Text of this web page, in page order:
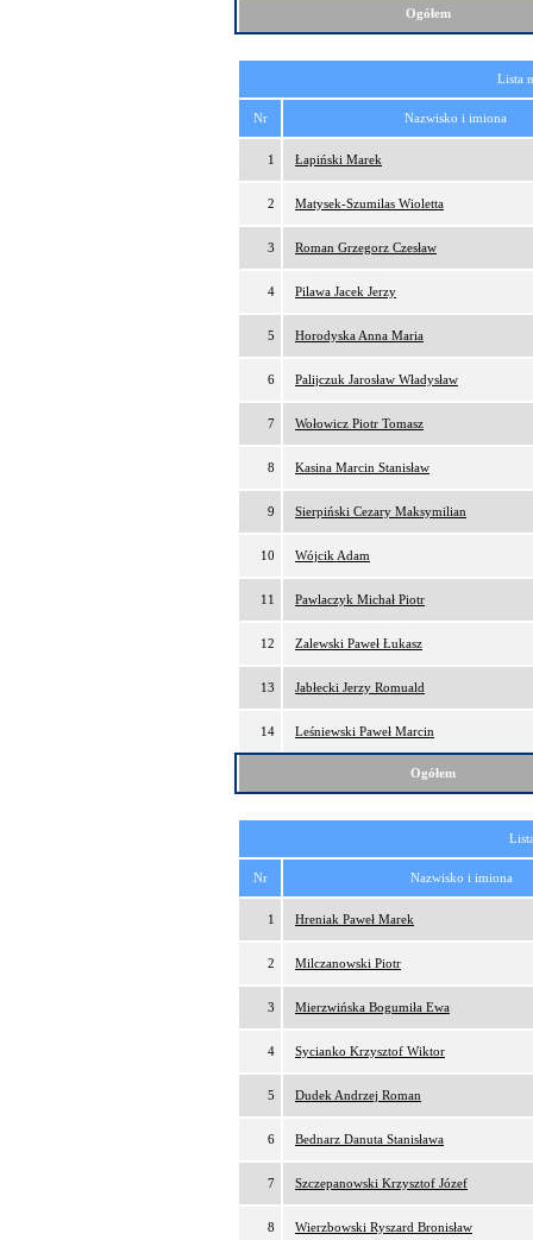
Ogółem
Lista
Nr Nazwisko i imiona
1 Łapiński Marek
2 Matysek-Szumilas Wioletta
3 Roman Grzegorz Czesław
4 Pilawa Jacek Jerzy
5 Horodyska Anna Maria
6 Palijczuk Jarosław Władysław
7 Wołowicz Piotr Tomasz
8 Kasina Marcin Stanisław
9 Sierpiński Cezary Maksymilian
10 Wójcik Adam
11 Pawlaczyk Michał Piotr
12 Zalewski Paweł Łukasz
13 Jabłecki Jerzy Romuald
14 Leśniewski Paweł Marcin
Ogółem
Nr Nazwisko i imiona
1 Hreniak Paweł Marek
2 Milczanowski Piotr
3 Mierzwińska Bogumiła Ewa
4 Sycianko Krzysztof Wiktor
5 Dudek Andrzej Roman
6 Bednarz Danuta Stanisława
7 Szczepanowski Krzysztof Józef
8 Wierzbowski Ryszard Bronisław